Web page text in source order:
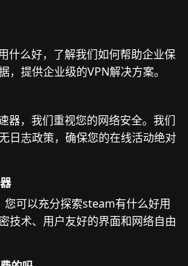
什么好，了解我们如何帮助企业保
，提供企业级的VPN解决方案。
器，我们重视您的网络安全。我们
日志政策，确保您的在线活动绝对
您可以充分探索steam有什么好用
技术、用户友好的界面和网络自由